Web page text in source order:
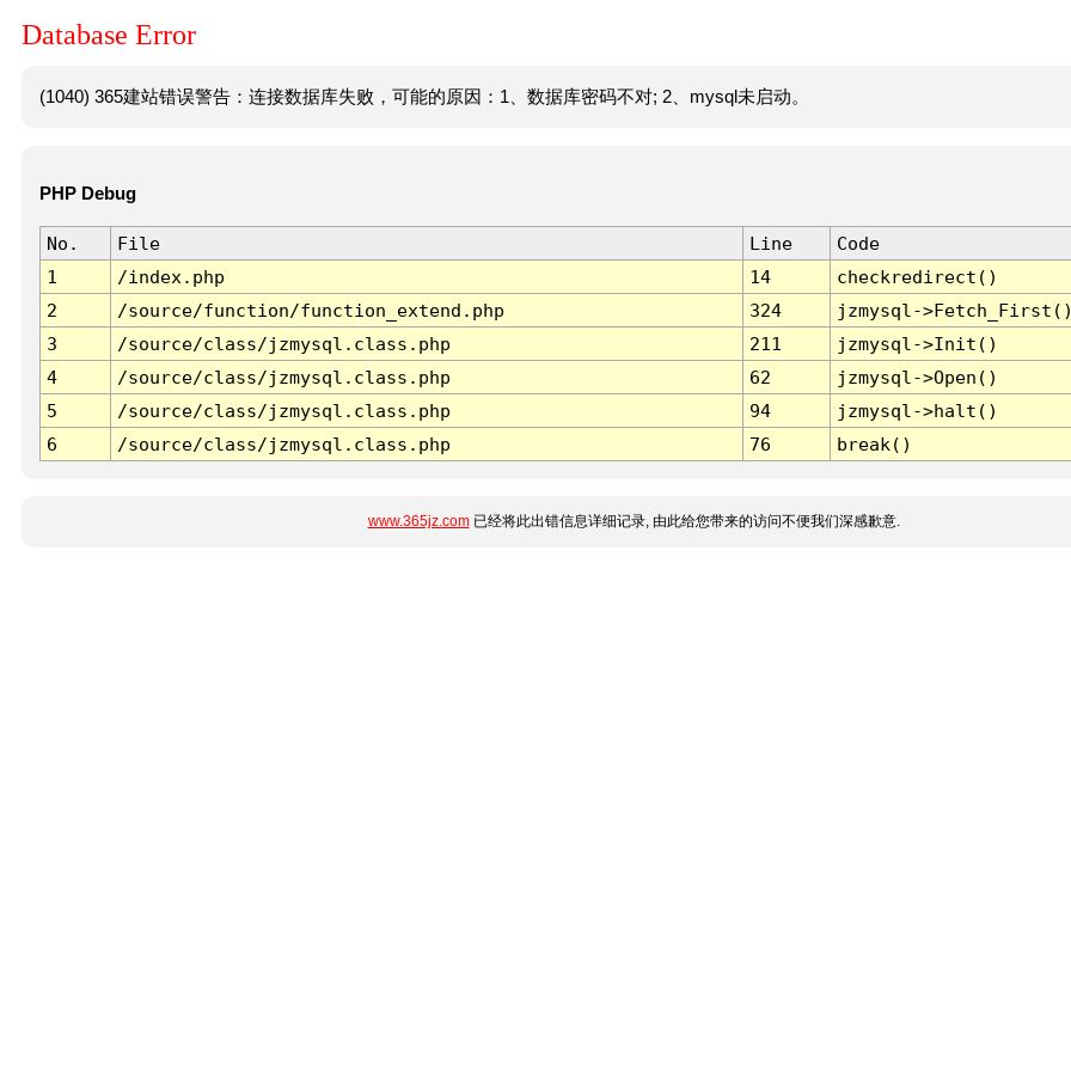
Database Error
(1040) 365建站错误警告：连接数据库失败，可能的原因：1、数据库密码不对; 2、mysql未启动。
PHP Debug
No. File Line
Code
1
/index.php 14
checkredirect()
2
/source/function/function_extend.php 324
jzmysql-
3
/source/class/jzmysql.class.php 211
jzmysql->Init()
4
/source/class/jzmysql.class.php 62
jzmysql->Open()
5
/source/class/jzmysql.class.php 94
jzmysql->halt()
6
/source/class/jzmysql.class.php 76 break()
www.365jz.com已经将此出错信息详细记录, 由此给您带来的访问不便我们深感歉意.